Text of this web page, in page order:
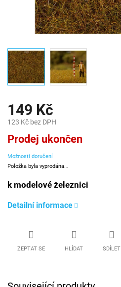
149 Kč
123 Kč bez DPH
Měrná
cena:
Prodej ukončen
Možnosti doručení
Položka byla vyprodána…
k modelové železnici
Detailní informace
ZEPTAT SE HLÍDAT SDÍLET